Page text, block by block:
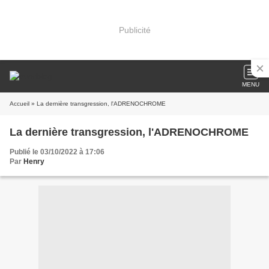
Publicité
MENU
Accueil » La dernière transgression, l'ADRENOCHROME
La dernière transgression, l'ADRENOCHROME
Publié le 03/10/2022 à 17:06
Par Henry